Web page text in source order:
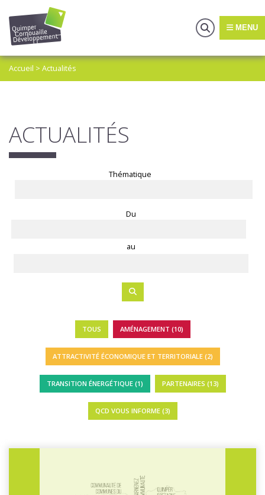
MENU
Accueil > Actualités
ACTUALITÉS
Thématique
Du
au
TOUS AMÉNAGEMENT (10)
ATTRACTIVITÉ ÉCONOMIQUE ET TERRITORIALE (2)
TRANSITION ÉNERGÉTIQUE (1) PARTENAIRES (13)
QCD VOUS INFORME (3)